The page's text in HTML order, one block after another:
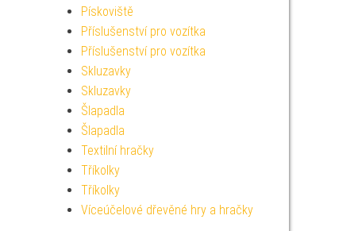
Pískoviště
Příslušenství pro vozítka
Příslušenství pro vozítka
Skluzavky
Skluzavky
Šlapadla
Šlapadla
Textilní hračky
Tříkolky
Tříkolky
Víceúčelové dřevěné hry a hračky